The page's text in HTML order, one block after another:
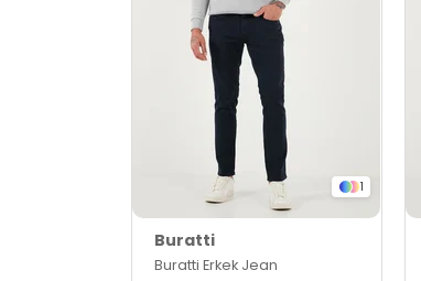
1
Buratti
Buratti Erkek Jean